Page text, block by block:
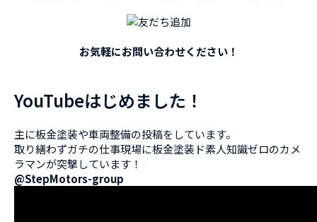
お気軽にお問い合わせください！
YouTubeはじめました！
主に板金塗装や車両整備の投稿をしています。
取り繕わずガチの仕事現場に板金塗装ド素人知識ゼロのカメ
ラマンが突撃しています！
@StepMotors-group